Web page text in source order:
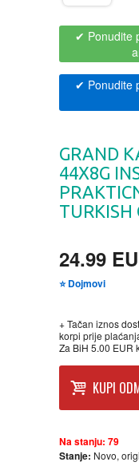
CIKLIT
DUH I
EROTSKI
HOROR
✔ Ponudite
✔ Ponudite
GRAND
44X8G
TURKISH
24.99
⭐ Dojmovi
+ Tačan iznos
korpi prije
Za BiH 5.00 EUR
KUPI
Na stanju: 79
Stanje: Novo,